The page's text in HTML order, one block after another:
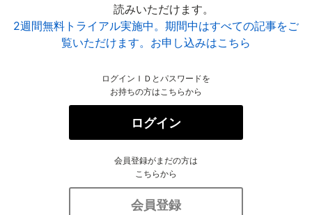
読みいただけます。
2週間無料トライアル実施中。期間中はすべての記事をご
覧いただけます。お申し込みはこちら
ログインＩＤとパスワードを
お持ちの方はこちらから
ログイン
会員登録がまだの方は
こちらから
会員登録